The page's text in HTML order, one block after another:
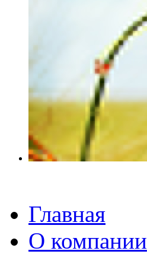
Главная
О компании